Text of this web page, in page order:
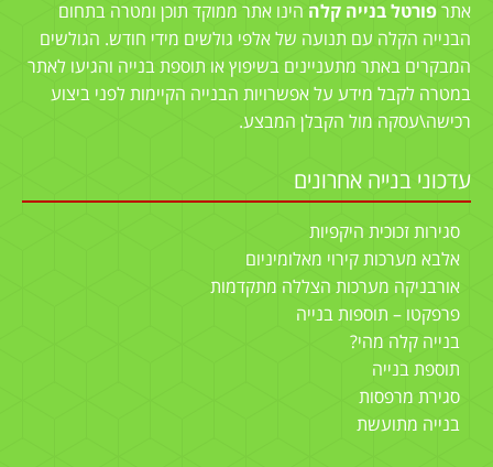
אתר פורטל בנייה קלה הינו אתר ממוקד תוכן ומטרה בתחום
הבנייה הקלה עם תנועה של אלפי גולשים מידי חודש. הגולשים
המבקרים באתר מתעניינים בשיפוץ או תוספת בנייה והגיעו לאתר
במטרה לקבל מידע על אפשרויות הבנייה הקיימות לפני ביצוע
רכישה\עסקה מול הקבלן המבצע.
עדכוני בנייה אחרונים
סגירות זכוכית היקפיות
אלבא מערכות קירוי מאלומיניום
אורבניקה מערכות הצללה מתקדמות
פרפקטו – תוספות בנייה
בנייה קלה מהי?
תוספת בנייה
סגירת מרפסות
בנייה מתועשת